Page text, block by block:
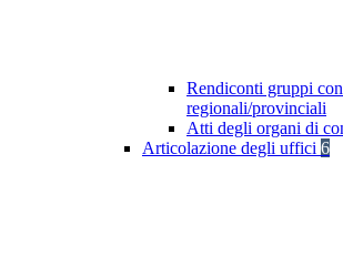
Rendiconti gruppi
regionali/provinciali
Atti degli organi di
Articolazione degli uffici 6